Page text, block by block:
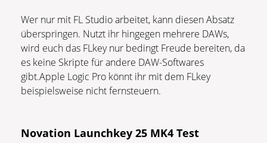
Wer nur mit FL Studio arbeitet, kann diesen Absatz
überspringen. Nutzt ihr hingegen mehrere DAWs,
wird euch das FLkey nur bedingt Freude bereiten, da
es keine Skripte für andere DAW-Softwares
gibt.Apple Logic Pro könnt ihr mit dem FLkey
beispielsweise nicht fernsteuern.
Novation Launchkey 25 MK4 Test